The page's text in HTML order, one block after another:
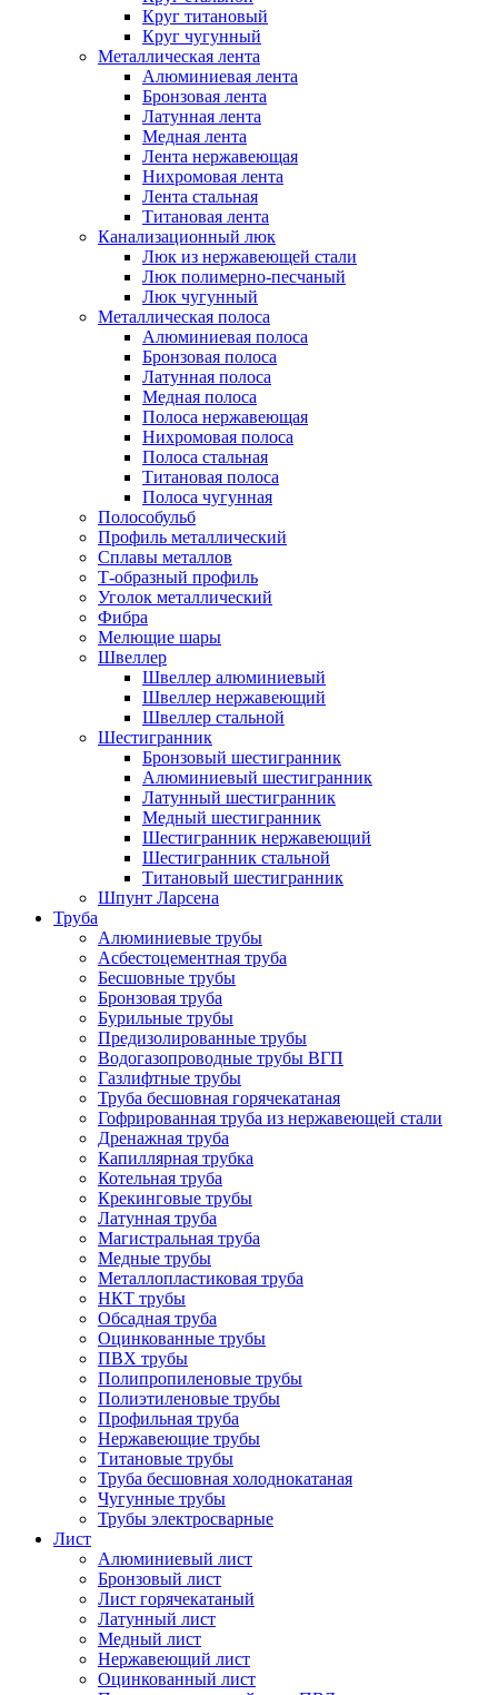
Круг титановый
Круг чугунный
Металлическая лента
Алюминиевая лента
Бронзовая лента
Латунная лента
Медная лента
Лента нержавеющая
Нихромовая лента
Лента стальная
Титановая лента
Канализационный люк
Люк из нержавеющей стали
Люк полимерно-песчаный
Люк чугунный
Металлическая полоса
Алюминиевая полоса
Бронзовая полоса
Латунная полоса
Медная полоса
Полоса нержавеющая
Нихромовая полоса
Полоса стальная
Титановая полоса
Полоса чугунная
Полособульб
Профиль металлический
Сплавы металлов
Т-образный профиль
Уголок металлический
Фибра
Мелющие шары
Швеллер
Швеллер алюминиевый
Швеллер нержавеющий
Швеллер стальной
Шестигранник
Бронзовый шестигранник
Алюминиевый шестигранник
Латунный шестигранник
Медный шестигранник
Шестигранник нержавеющий
Шестигранник стальной
Титановый шестигранник
Шпунт Ларсена
Труба
Алюминиевые трубы
Асбестоцементная труба
Бесшовные трубы
Бронзовая труба
Бурильные трубы
Предизолированные трубы
Водогазопроводные трубы ВГП
Газлифтные трубы
Труба бесшовная горячекатаная
Гофрированная труба из нержавеющей стали
Дренажная труба
Капиллярная трубка
Котельная труба
Крекинговые трубы
Латунная труба
Магистральная труба
Медные трубы
Металлопластиковая труба
НКТ трубы
Обсадная труба
Оцинкованные трубы
ПВХ трубы
Полипропиленовые трубы
Полиэтиленовые трубы
Профильная труба
Нержавеющие трубы
Титановые трубы
Труба бесшовная холоднокатаная
Чугунные трубы
Трубы электросварные
Лист
Алюминиевый лист
Бронзовый лист
Лист горячекатаный
Латунный лист
Медный лист
Нержавеющий лист
Оцинкованный лист